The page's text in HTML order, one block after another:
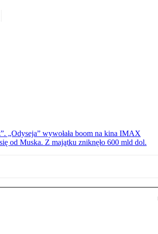
„Odyseja” wywołała boom na kina IMAX
od Muska. Z majątku zniknęło 600 mld dol.